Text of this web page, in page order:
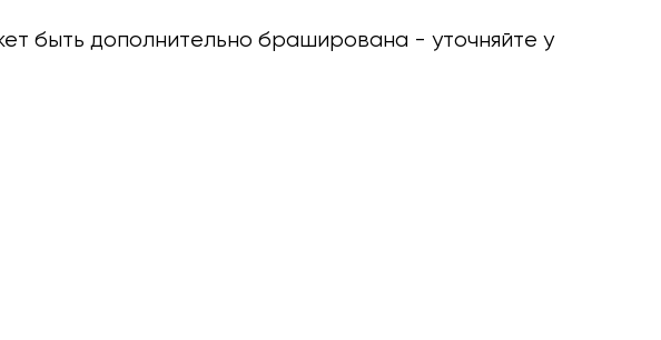
быть дополнительно браширована - уточняйте у